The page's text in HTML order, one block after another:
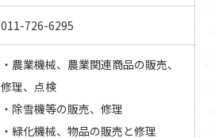
011-726-6295
・農業機械、農業関連商品の販売、
修理、点検
・除雪機等の販売、修理
・緑化機械、物品の販売と修理